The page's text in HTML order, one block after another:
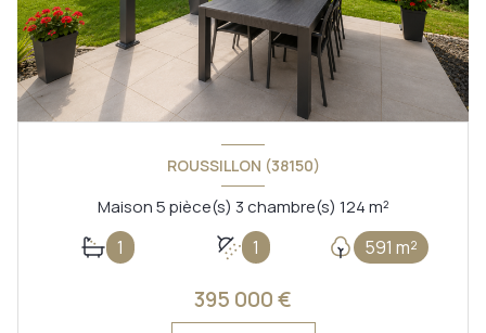
ROUSSILLON (38150)
Maison 5 pièce(s) 3 chambre(s) 124 m²
1 1 591 m²
395 000 €